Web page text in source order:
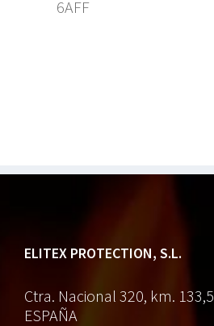
6AFF
ELITEX PROTECTION, S.L.
Ctra. Nacional 320, km. 133,5
ESPAÑA